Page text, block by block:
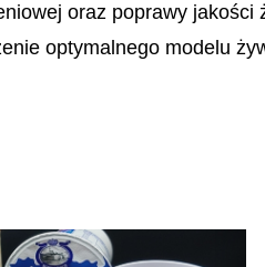
oraz poprawy
optymalnego modelu